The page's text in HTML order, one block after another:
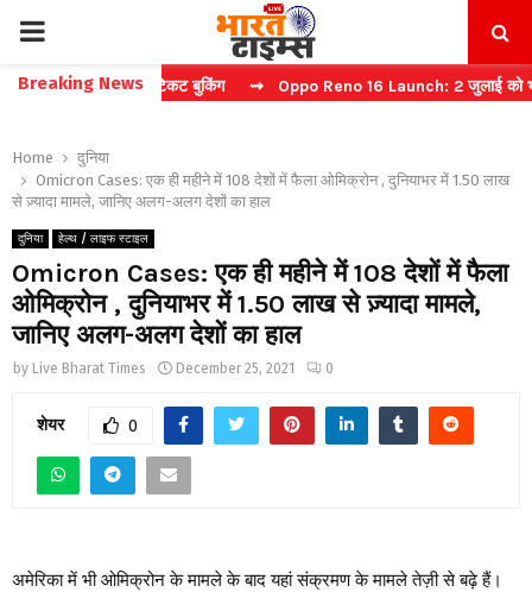
PRIMARY
MENU
Breaking News
करें फास्ट टिकट बुकिंग ⇝ Oppo Reno 16 Launch: 2 जुलाई को भारत में
Home
दुनिया
Omicron Cases: एक ही महीने में 108 देशों में फैला ओमिक्रोन , दुनियाभर में 1.50 लाख
से ज़्यादा मामले, जानिए अलग-अलग देशों का हाल
दुनिया हेल्थ / लाइफ स्टाइल
Omicron Cases: एक ही महीने में 108 देशों में फैला
ओमिक्रोन , दुनियाभर में 1.50 लाख से ज़्यादा मामले,
जानिए अलग-अलग देशों का हाल
by Live Bharat Times December 25, 2021 0
शेयर 0
अमेरिका में भी ओमिक्रोन के मामले के बाद यहां संक्रमण के मामले तेज़ी से बढ़े हैं।